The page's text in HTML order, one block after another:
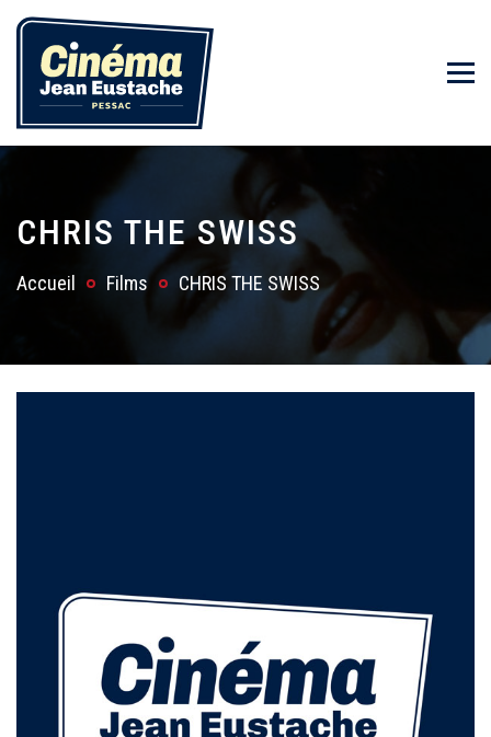
CHRIS THE SWISS
Accueil Films CHRIS THE SWISS